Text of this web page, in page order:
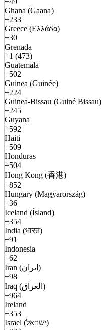
Ghana (Gaana)
+233
Greece (Ελλάδα)
+30
Grenada
+1 (473)
Guatemala
+502
Guinea (Guinée)
+224
Guinea-Bissau (Guiné Bissau)
+245
Guyana
+592
Haiti
+509
Honduras
+504
Hong Kong (香港)
+852
Hungary (Magyarország)
+36
Iceland (Ísland)
+354
India (भारत)
+91
Indonesia
+62
Iran (ایران)
+98
Iraq (العراق)
+964
Ireland
+353
Israel (ישראל)